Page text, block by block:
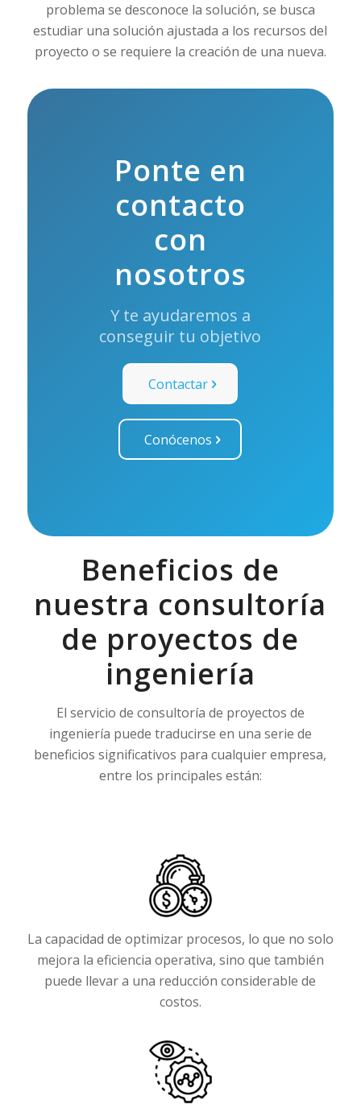
problema se desconoce la solución, se busca
estudiar una solución ajustada a los recursos del
proyecto o se requiere la creación de una nueva.
Ponte en
contacto
con
nosotros
Y te ayudaremos a
conseguir tu objetivo
Contactar
Conócenos
Beneficios de
nuestra consultoría
de proyectos de
ingeniería
El servicio de consultoría de proyectos de
ingeniería puede traducirse en una serie de
beneficios significativos para cualquier empresa,
entre los principales están:
La capacidad de optimizar procesos, lo que no solo
mejora la eficiencia operativa, sino que también
puede llevar a una reducción considerable de
costos.